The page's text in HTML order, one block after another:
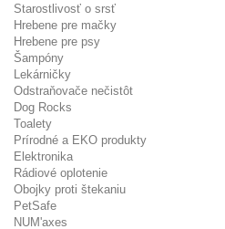
Starostlivosť o srsť
Hrebene pre mačky
Hrebene pre psy
Šampóny
Lekárničky
Odstraňovače nečistôt
Dog Rocks
Toalety
Prírodné a EKO produkty
Elektronika
Rádiové oplotenie
Obojky proti štekaniu
PetSafe
NUM'axes